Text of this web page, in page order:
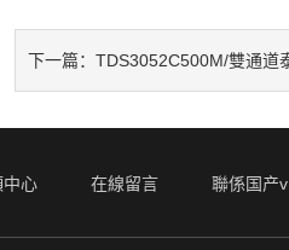
下一篇：TDS3052C500M/雙通道
中心 在線留言 聯係国产